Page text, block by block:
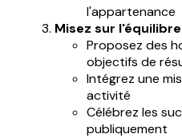
l'appartenance
Misez sur
Proposez des
objectifs de
Intégrez une
activité
Célébrez les
publiquement